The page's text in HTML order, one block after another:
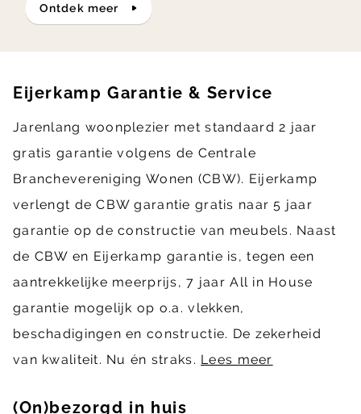
ontdek meer
Eijerkamp Garantie & Service
Jarenlang woonplezier met standaard 2 jaar
gratis garantie volgens de Centrale
Branchevereniging Wonen (CBW). Eijerkamp
verlengt de CBW garantie gratis naar 5 jaar
garantie op de constructie van meubels. Naast
de CBW en Eijerkamp garantie is, tegen een
aantrekkelijke meerprijs, 7 jaar All in House
garantie mogelijk op o.a. vlekken,
beschadigingen en constructie. De zekerheid
van kwaliteit. Nu én straks. Lees meer
(On)bezorgd in huis